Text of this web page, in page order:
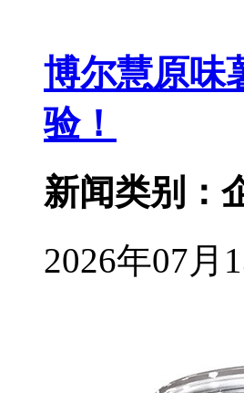
博尔慧原味
验！
新闻类别：
2026年07月